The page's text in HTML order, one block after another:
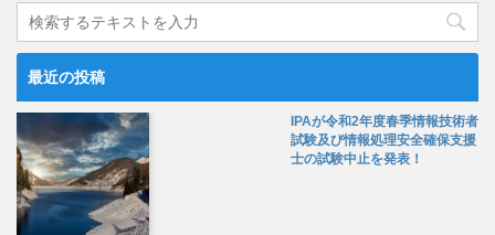
最近の投稿
IPAが令和2年度春季情報技術者
試験及び情報処理安全確保支援
士の試験中止を発表！